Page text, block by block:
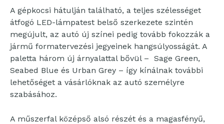
A gépkocsi hátulján található, a teljes szélességet
átfogó LED-lámpatest belső szerkezete szintén
megújult, az autó új színei pedig tovább fokozzák a
jármű formatervezési jegyeinek hangsúlyosságát. A
paletta három új árnyalattal bővül – Sage Green,
Seabed Blue és Urban Grey – így kínálnak további
lehetőséget a vásárlóknak az autó személyre
szabásához.
A műszerfal középső alsó részét és a magasfényű,